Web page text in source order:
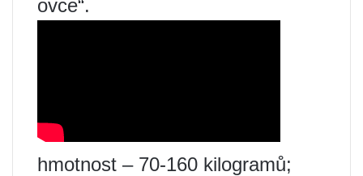
ovce“.
hmotnost – 70-160 kilogramů;